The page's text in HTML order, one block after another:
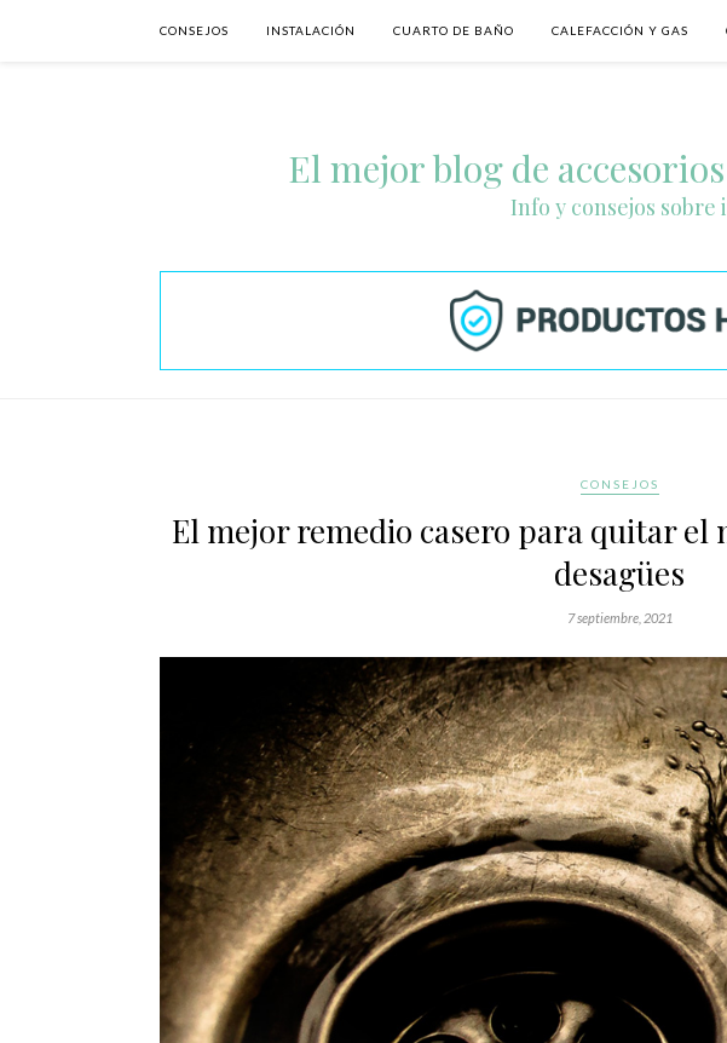
CONSEJOS INSTALACIÓN CUARTO DE BAÑO CALEFACCIÓN Y GAS
El mejor blog de
Info y consejos
CONSEJOS
El mejor remedio casero para quitar el
desagües
7 septiembre, 2021